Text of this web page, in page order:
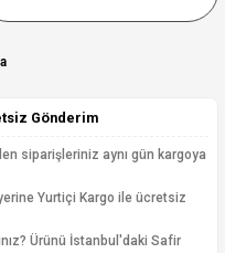
Gönderim
siparişleriniz aynı gün kargoya
Yurtiçi Kargo ile ücretsiz
Ürünü İstanbul'daki Safir